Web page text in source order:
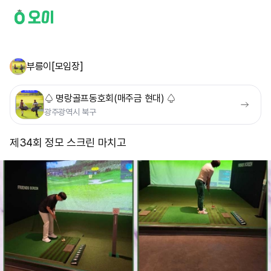
부릉이[모임장]
♤ 명랑골프동호회(매주금 현대) ♤
광주광역시 북구
제34회 정모 스크린 마치고